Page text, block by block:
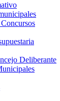
Deliberante